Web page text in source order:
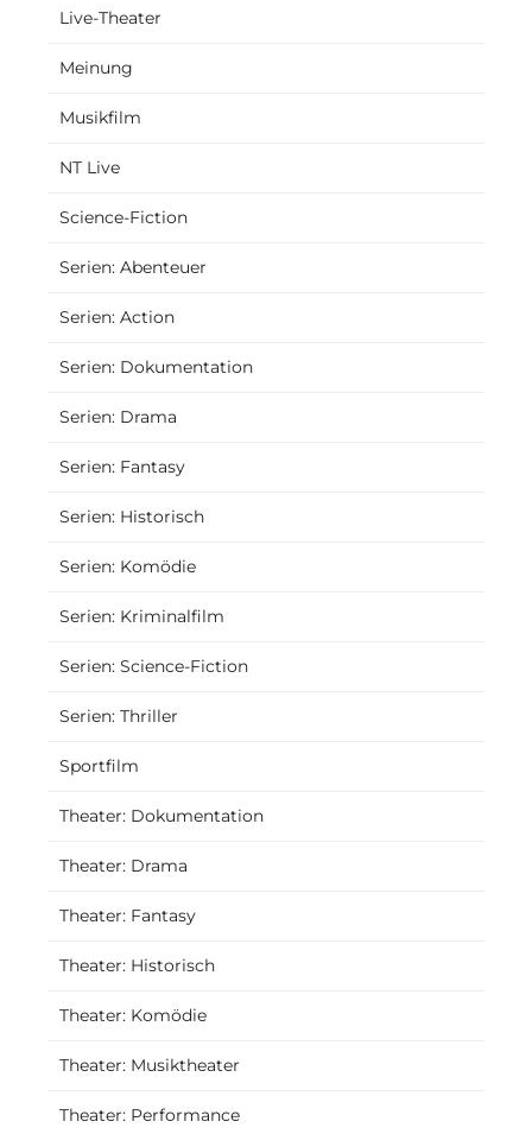
Live-Theater
Meinung
Musikfilm
NT Live
Science-Fiction
Serien: Abenteuer
Serien: Action
Serien: Dokumentation
Serien: Drama
Serien: Fantasy
Serien: Historisch
Serien: Komödie
Serien: Kriminalfilm
Serien: Science-Fiction
Serien: Thriller
Sportfilm
Theater: Dokumentation
Theater: Drama
Theater: Fantasy
Theater: Historisch
Theater: Komödie
Theater: Musiktheater
Theater: Performance